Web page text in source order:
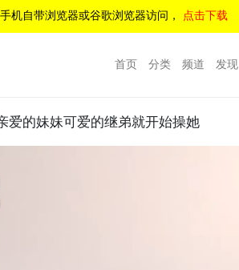
机自带浏览器或谷歌浏览器访问， 点击下载
首页 分类 频道 发现
爱的妹妹可爱的继弟就开始操她